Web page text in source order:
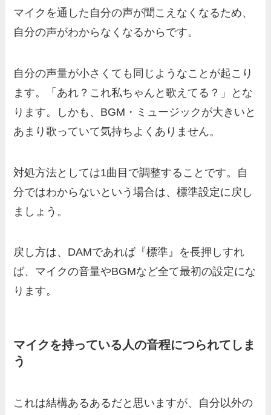
マイクを通した自分の声が聞こえなくなるため、
自分の声がわからなくなるからです。
自分の声量が小さくても同じようなことが起こり
ます。「あれ？これ私ちゃんと歌えてる？」とな
ります。しかも、BGM・ミュージックが大きいと
あまり歌っていて気持ちよくありません。
対処方法としては1曲目で調整することです。自
分ではわからないという場合は、標準設定に戻し
ましょう。
戻し方は、DAMであれば『標準』を長押しすれ
ば、マイクの音量やBGMなど全て最初の設定にな
ります。
マイクを持っている人の音程につられてしま
う
これは結構あるあるだと思いますが、自分以外の